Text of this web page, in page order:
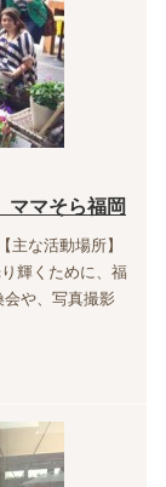
ママそら福岡
主な活動場所】
輝くために、福
や、写真撮影